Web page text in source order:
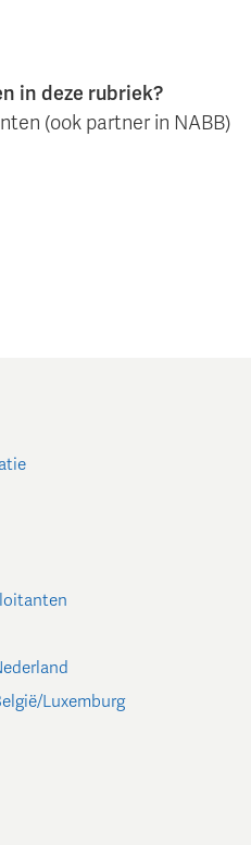
in deze rubriek?
(ook partner in NABB)
Luxemburg